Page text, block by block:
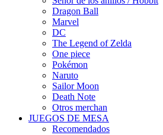
Dragon Ball
Marvel
DC
The Legend of Zelda
One piece
Pokémon
Naruto
Sailor Moon
Death Note
Otros merchan
JUEGOS DE MESA
Recomendados